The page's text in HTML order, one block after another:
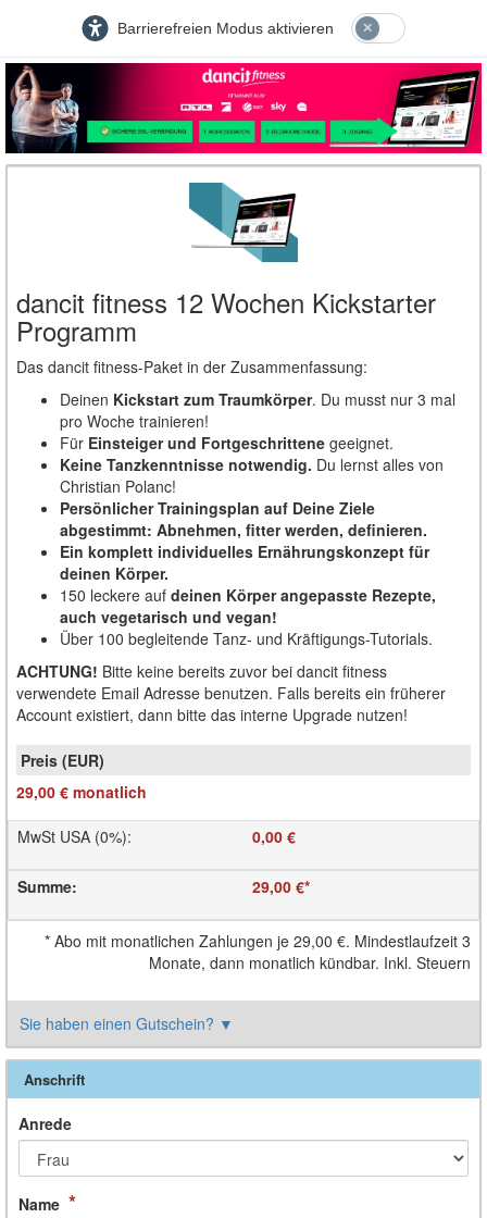
Barrierefreien Modus aktivieren
dancit fitness 12 Wochen Kickstarter
Programm
Das dancit fitness-Paket in der Zusammenfassung:
Deinen Kickstart zum Traumkörper. Du musst nur 3 mal
pro Woche trainieren!
Für Einsteiger und Fortgeschrittene geeignet.
Keine Tanzkenntnisse notwendig. Du lernst alles von
Christian Polanc!
Persönlicher Trainingsplan auf Deine Ziele
abgestimmt: Abnehmen, fitter werden, definieren.
Ein komplett individuelles Ernährungskonzept für
deinen Körper.
150 leckere auf deinen Körper angepasste Rezepte,
auch vegetarisch und vegan!
Über 100 begleitende Tanz- und Kräftigungs-Tutorials.
ACHTUNG! Bitte keine bereits zuvor bei dancit fitness
verwendete Email Adresse benutzen. Falls bereits ein früherer
Account existiert, dann bitte das interne Upgrade nutzen!
29,00 € monatlich
MwSt USA (0%): 0,00 €
Summe: 29,00 €*
* Abo mit monatlichen Zahlungen je 29,00 €. Mindestlaufzeit 3
Monate, dann monatlich kündbar. Inkl. Steuern
Sie haben einen Gutschein? ▼
Anschrift
Anrede
Name *